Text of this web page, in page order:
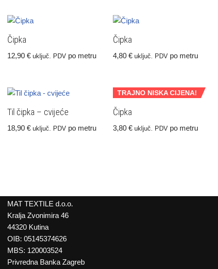
Čipka
12,90 € uključ. PDV po metru
Čipka
4,80€ uključ. PDV po metru
Til čipka – cvijeće
18,90 € uključ. PDV po metru
TRAJNO NISKA CIJENA!
Čipka
3,80€ uključ. PDV po metru
MAT TEXTILE d.o.o.
Kralja Zvonimira 46
44320 Kutina
OIB: 05145374626
MBS: 120003524
Privredna Banka Zagreb